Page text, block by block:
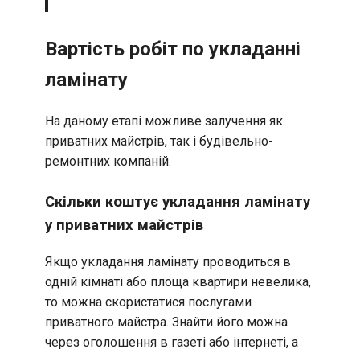
Вартість робіт по укладанні
ламінату
На даному етапі можливе залучення як
приватних майстрів, так і будівельно-
ремонтних компаній.
Скільки коштує укладання ламінату
у приватних майстрів
Якщо укладання ламінату проводиться в
одній кімнаті або площа квартири невелика,
то можна скористатися послугами
приватного майстра. Знайти його можна
через оголошення в газеті або інтернеті, а